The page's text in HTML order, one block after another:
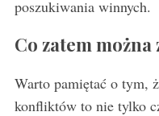
poszukiwania winnych.
Co zatem można
Warto pamiętać o tym,
konfliktów to nie tylko